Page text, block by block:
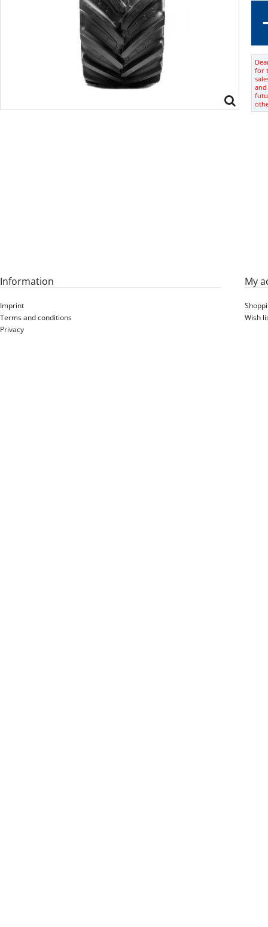
for
Information
Imprint
Terms and conditions
Privacy
My
Wish